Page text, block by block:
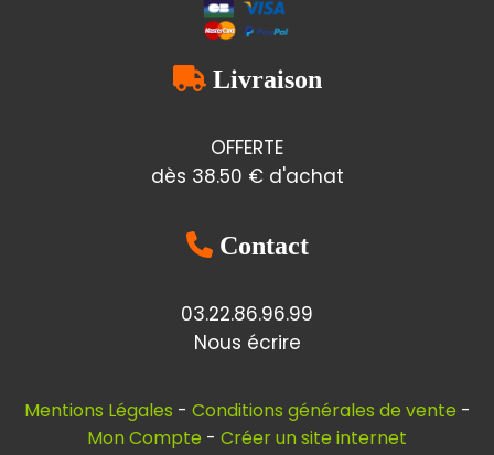
 Livraison
OFFERTE
dès 38.50 € d'achat
 Contact
03.22.86.96.99
Nous écrire
Mentions Légales
Conditions générales de vente
Mon Compte
Créer un site internet